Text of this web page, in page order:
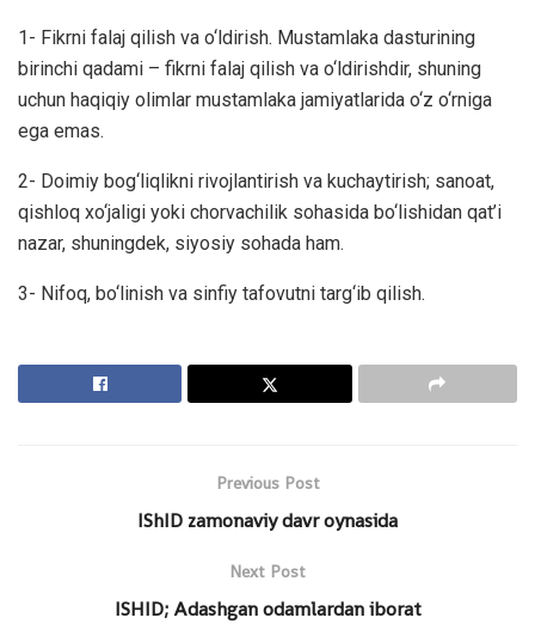
1- Fikrni falaj qilish va o‘ldirish. Mustamlaka dasturining
birinchi qadami – fikrni falaj qilish va o‘ldirishdir, shuning
uchun haqiqiy olimlar mustamlaka jamiyatlarida o‘z o‘rniga
ega emas.
2- Doimiy bog‘liqlikni rivojlantirish va kuchaytirish; sanoat,
qishloq xo‘jaligi yoki chorvachilik sohasida bo‘lishidan qat’i
nazar, shuningdek, siyosiy sohada ham.
3- Nifoq, bo‘linish va sinfiy tafovutni targ‘ib qilish.
Previous Post
IShID zamonaviy davr oynasida
Next Post
ISHID; Adashgan odamlardan iborat